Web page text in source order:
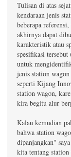
Tulisan di atas
kendaraan jenis
beberapa
akhirnya dapat
karakteristik atau
spesifikasi
untuk
jenis station
seperti Kijang
station wagon,
kira begitu alur
Kalau kemudian
bahwa station
dipanjangkan"
kita tentang station